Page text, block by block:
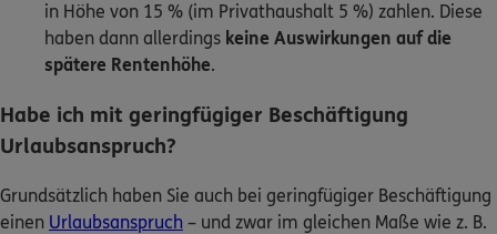
in Höhe von 15 % (im Privathaushalt 5 %) zahlen. Diese
haben dann allerdings keine Auswirkungen auf die
spätere Rentenhöhe.
Habe ich mit geringfügiger Beschäftigung
Urlaubsanspruch?
Grundsätzlich haben Sie auch bei geringfügiger Beschäftigung
einen Urlaubsanspruch – und zwar im gleichen Maße wie z. B.